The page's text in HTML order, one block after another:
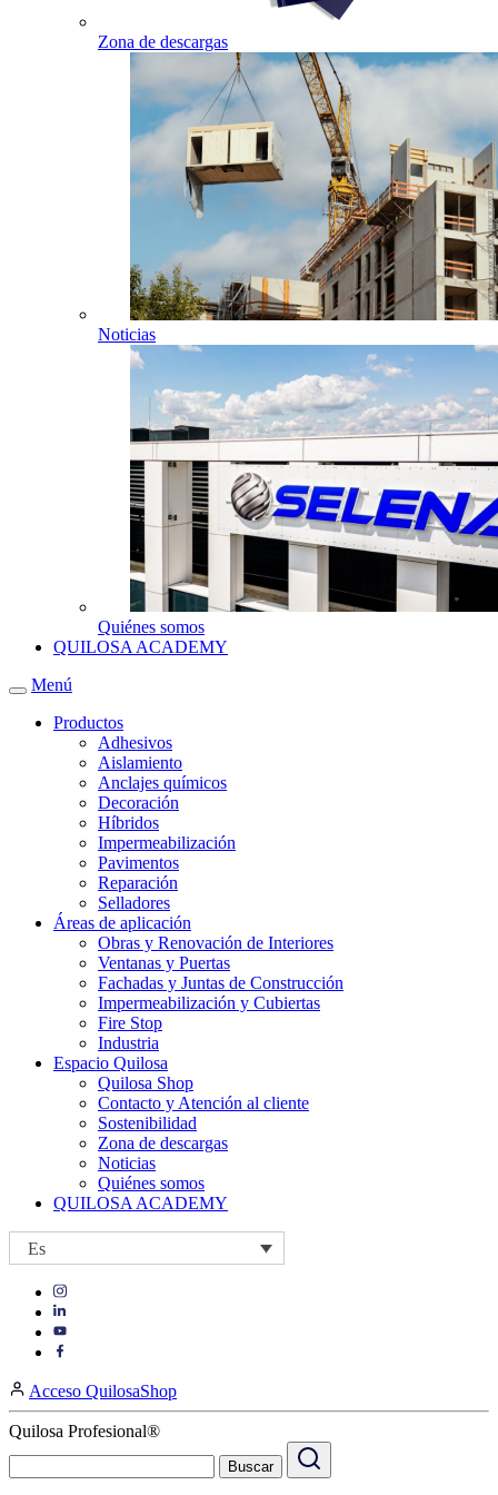
Zona de descargas
Noticias
Quiénes somos
QUILOSA ACADEMY
Menú
Productos
Adhesivos
Aislamiento
Anclajes químicos
Decoración
Híbridos
Impermeabilización
Pavimentos
Reparación
Selladores
Áreas de aplicación
Obras y Renovación de Interiores
Ventanas y Puertas
Fachadas y Juntas de Construcción
Impermeabilización y Cubiertas
Fire Stop
Industria
Espacio Quilosa
Quilosa Shop
Contacto y Atención al cliente
Sostenibilidad
Zona de descargas
Noticias
Quiénes somos
QUILOSA ACADEMY
Es
Visit
https://www.instagram.com/quilosa_selena/
Visit
our
Visit
page
https://www.facebook.com/QuilosaSelenaIberia/
page
Acceso QuilosaShop
Quilosa Profesional®